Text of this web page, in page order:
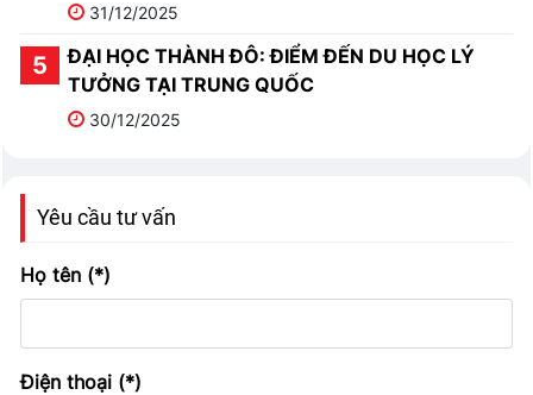
31/12/2025
ĐẠI HỌC THÀNH ĐÔ: ĐIỂM ĐẾN DU HỌC LÝ
TƯỞNG TẠI TRUNG QUỐC
30/12/2025
Yêu cầu tư vấn
Họ tên (*)
Điện thoại (*)